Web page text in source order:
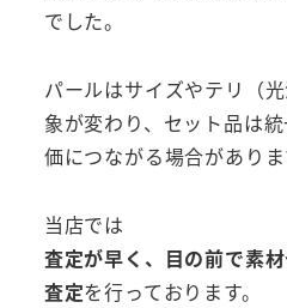
でした。
パールはサイズやテリ（
象が変わり、セット品は
価につながる場合がありま
当店では
査定が早く、目の前で素
査定を行っております。